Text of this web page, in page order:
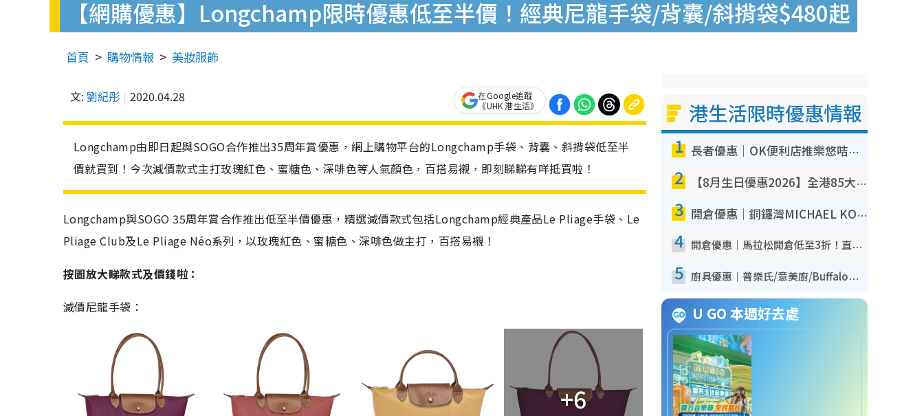
【網購優惠】Longchamp限時優惠低至半價！經典尼龍手袋/背囊/斜揹袋$480起
首頁 購物情報 美妝服飾
文: 劉紀彤 2020.04.28
在Google追蹤
《UHK 港生活》
Longchamp由即日起與SOGO合作推出35周年賞優惠，網上購物平台的Longchamp手袋、背囊、斜揹袋低至半
價就買到！今次減價款式主打玫瑰紅色、蜜糖色、深啡色等人氣顏色，百搭易襯，即刻睇睇有咩抵買啦！
Longchamp與SOGO 35周年賞合作推出低至半價優惠，精選減價款式包括Longchamp經典產品Le Pliage手袋、Le
Pliage Club及Le Pliage Néo系列，以玫瑰紅色、蜜糖色、深啡色做主打，百搭易襯！
按圖放大睇款式及價錢啦：
減價尼龍手袋：
+6
港生活限時優惠情報
1 長者優惠｜OK便利店推樂悠咭優惠！買麵包/牛奶/保健品拍卡即減
2 【8月生日優惠2026】全港85大食買玩著數攻略 自助餐/火鍋放題同行免費＋誠品/DONKI送現金券
3 開倉優惠｜銅鑼灣MICHAEL KORS開倉低至17折！直擊$500起買手袋/銀包/鞋款 必買經典Jet Set系列
4 開倉優惠｜馬拉松開倉低至3折！直擊$99起買adidas／New Balance／Puma鞋款 STANLEY保溫杯劈價至$119起
5 廚具優惠｜普樂氏/意美廚/Buffalo廚具低至3折！$89起買煎鍋／炒鑊／個人鍋 同場小家電激減至$99起
U GO 本週好去處